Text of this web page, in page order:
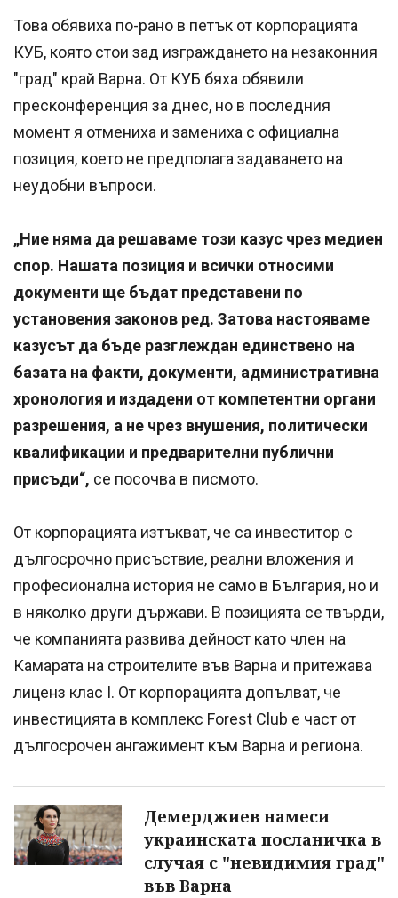
Това обявиха по-рано в петък от корпорацията
КУБ, която стои зад изграждането на незаконния
"град" край Варна. От КУБ бяха обявили
пресконференция за днес, но в последния
момент я отмениха и замениха с официална
позиция, което не предполага задаването на
неудобни въпроси.
„Ние няма да решаваме този казус чрез медиен
спор. Нашата позиция и всички относими
документи ще бъдат представени по
установения законов ред. Затова настояваме
казусът да бъде разглеждан единствено на
базата на факти, документи, административна
хронология и издадени от компетентни органи
разрешения, а не чрез внушения, политически
квалификации и предварителни публични
присъди“, се посочва в писмото.
От корпорацията изтъкват, че са инвеститор с
дългосрочно присъствие, реални вложения и
професионална история не само в България, но и
в няколко други държави. В позицията се твърди,
че компанията развива дейност като член на
Камарата на строителите във Варна и притежава
лиценз клас I. От корпорацията допълват, че
инвестицията в комплекс Forest Club е част от
дългосрочен ангажимент към Варна и региона.
Демерджиев намеси
украинската посланичка в
случая с "невидимия град"
във Варна